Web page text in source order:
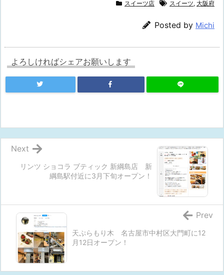
スイーツ店 スイーツ, 大阪府
Posted by Michi
よろしければシェアお願いします
リンツ ショコラ ブティック 新綱島店 新
綱島駅付近に3月下旬オープン！
Next
天ぷらもり木 名古屋市中村区大門町に12
月12日オープン！
Prev